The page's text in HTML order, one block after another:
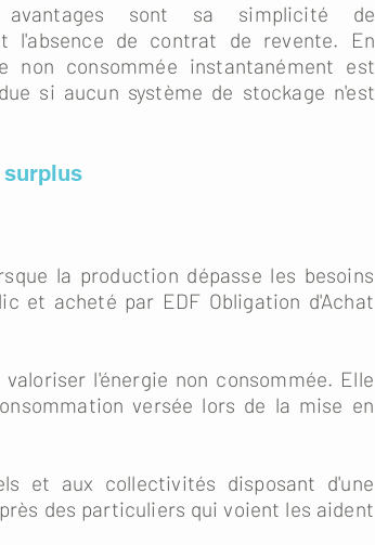
avantages sont sa simplicité de
l'absence de contrat de revente. En
non consommée instantanément est
si aucun système de stockage n'est
surplus
la production dépasse les besoins
et acheté par EDF Obligation d'Achat
l'énergie non consommée. Elle
versée lors de la mise en
et aux collectivités disposant d'une
des particuliers qui voient les aident